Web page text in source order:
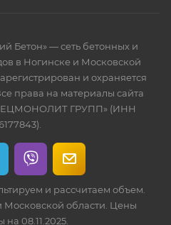
Бетон» — сеть бетонных и
в Ногинске и Московской
и охраняется
права на материалы сайта
ГРУПП» (ИНН
и рассчитаем объем.
Московской области. Цены
на 08.11.2025.